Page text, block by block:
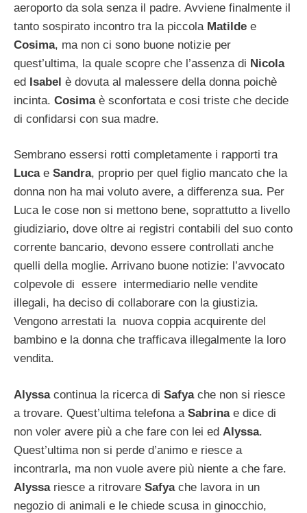
aeroporto da sola senza il padre. Avviene finalmente il
tanto sospirato incontro tra la piccola Matilde e
Cosima, ma non ci sono buone notizie per
quest’ultima, la quale scopre che l’assenza di Nicola
ed Isabel è dovuta al malessere della donna poichè
incinta. Cosimaè sconfortata e cosi triste che decide
di confidarsi con sua madre.
Sembrano essersi rotti completamente i rapporti tra
Lucae Sandra, proprio per quel figlio mancato che la
donna non ha mai voluto avere, a differenza sua. Per
Luca le cose non si mettono bene, soprattutto a livello
giudiziario, dove oltre ai registri contabili del suo conto
corrente bancario, devono essere controllati anche
quelli della moglie. Arrivano buone notizie: l’avvocato
colpevole di essere intermediario nelle vendite
illegali, ha deciso di collaborare con la giustizia.
Vengono arrestati la nuova coppia acquirente del
bambino e la donna che trafficava illegalmente la loro
vendita.
Alyssa continua la ricerca di Safya che non si riesce
a trovare. Quest’ultima telefona a Sabrinae dice di
non voler avere più a che fare con lei ed Alyssa.
Quest’ultima non si perde d’animo e riesce a
incontrarla, ma non vuole avere più niente a che fare.
Alyssariesce a ritrovare Safyache lavora in un
negozio di animali e le chiede scusa in ginocchio,